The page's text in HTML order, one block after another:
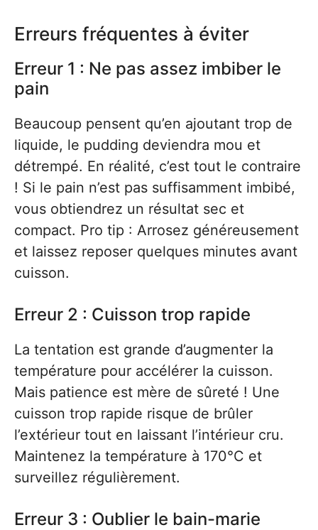
Erreurs fréquentes à éviter
Erreur 1 : Ne pas assez imbiber le
pain
Beaucoup pensent qu’en ajoutant trop de
liquide, le pudding deviendra mou et
détrempé. En réalité, c’est tout le contraire
! Si le pain n’est pas suffisamment imbibé,
vous obtiendrez un résultat sec et
compact. Pro tip : Arrosez généreusement
et laissez reposer quelques minutes avant
cuisson.
Erreur 2 : Cuisson trop rapide
La tentation est grande d’augmenter la
température pour accélérer la cuisson.
Mais patience est mère de sûreté ! Une
cuisson trop rapide risque de brûler
l’extérieur tout en laissant l’intérieur cru.
Maintenez la température à 170°C et
surveillez régulièrement.
Erreur 3 : Oublier le bain-marie